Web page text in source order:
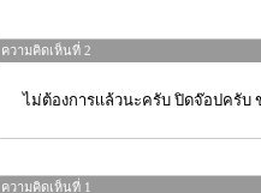
ความคิดเห็นที่ 2
ไม่ต้องการเเล้วนะครับ ปิดจ๊อปครั
ความคิดเห็นที่ 1